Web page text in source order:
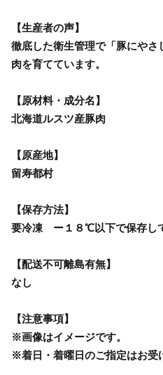
【生産者の声】
徹底した衛生管理で「豚にや
肉を育てています。
【原材料・成分名】
北海道ルスツ産豚肉
【原産地】
留寿都村
【保存方法】
要冷凍 ー１８℃以下で保存し
【配送不可離島有無】
なし
【注意事項】
※画像はイメージです。
※着日・着曜日のご指定はお受